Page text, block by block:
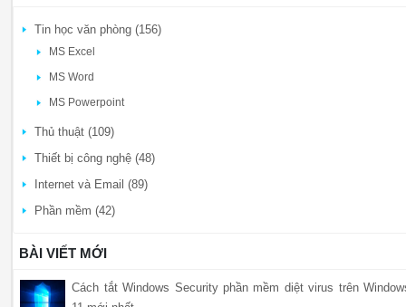
Tin học văn phòng (156)
MS Excel
MS Word
MS Powerpoint
Thủ thuật (109)
Thiết bị công nghệ (48)
Internet và Email (89)
Phần mềm (42)
BÀI VIẾT MỚI
Cách tắt Windows Security phần mềm diệt virus trên